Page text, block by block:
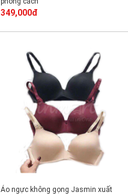
349,000đ
Áo ngực không gọng Jasmin xuất